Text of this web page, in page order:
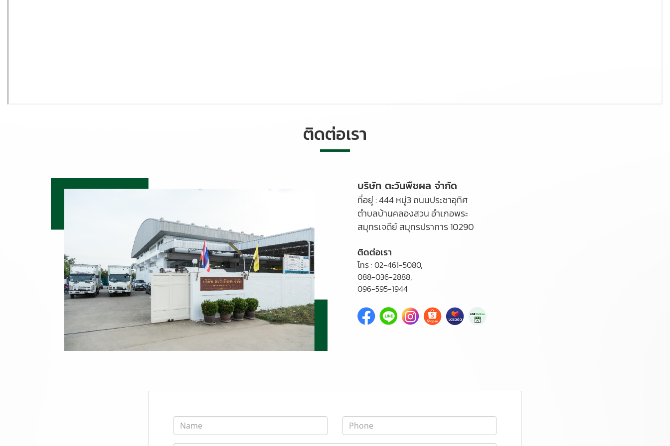
ติดต่อเรา
บริษัท ตะวันพืชผล จำกัด
ที่อยู่ : 444 หมู่3 ถนนประชาอุทิศ
ตำบลบ้านคลองสวน อำเภอพระ
สมุทรเจดีย์ สมุทรปราการ 10290
ติดต่อเรา
โทร : 02-461-5080,
088-036-2888,
096-595-1944